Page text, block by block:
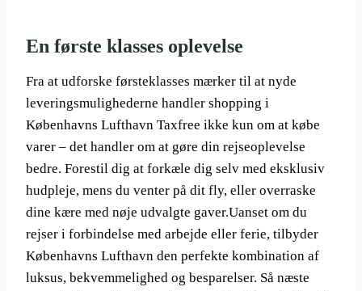
En første klasses oplevelse
Fra at udforske førsteklasses mærker til at nyde
leveringsmulighederne handler shopping i
Københavns Lufthavn Taxfree ikke kun om at købe
varer – det handler om at gøre din rejseoplevelse
bedre. Forestil dig at forkæle dig selv med eksklusiv
hudpleje, mens du venter på dit fly, eller overraske
dine kære med nøje udvalgte gaver.Uanset om du
rejser i forbindelse med arbejde eller ferie, tilbyder
Københavns Lufthavn den perfekte kombination af
luksus, bekvemmelighed og besparelser. Så næste